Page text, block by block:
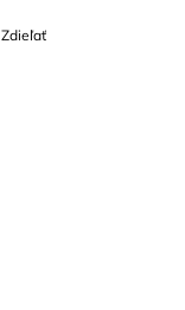
Zdieľať